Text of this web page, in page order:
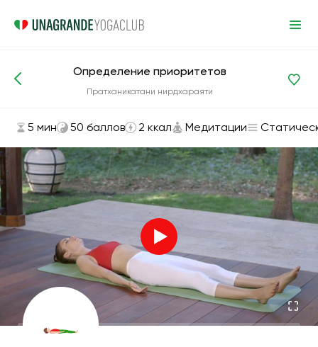
Асаны и упражнения
Определение приоритетов
Пратханикатани нирдхараяти
5 мин 50 баллов 2 ккал Медитации